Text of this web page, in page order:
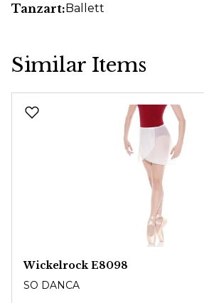
Tanzart:Ballett
Similar Items
Wickelrock E8098
SO DANCA